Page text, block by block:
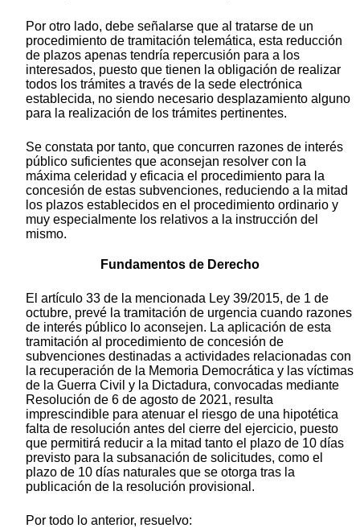
Por otro lado, debe señalarse que al tratarse de un
procedimiento de tramitación telemática, esta reducción
de plazos apenas tendría repercusión para a los
interesados, puesto que tienen la obligación de realizar
todos los trámites a través de la sede electrónica
establecida, no siendo necesario desplazamiento alguno
para la realización de los trámites pertinentes.
Se constata por tanto, que concurren razones de interés
público suficientes que aconsejan resolver con la
máxima celeridad y eficacia el procedimiento para la
concesión de estas subvenciones, reduciendo a la mitad
los plazos establecidos en el procedimiento ordinario y
muy especialmente los relativos a la instrucción del
mismo.
Fundamentos de Derecho
El artículo 33 de la mencionada Ley 39/2015, de 1 de
octubre, prevé la tramitación de urgencia cuando razones
de interés público lo aconsejen. La aplicación de esta
tramitación al procedimiento de concesión de
subvenciones destinadas a actividades relacionadas con
la recuperación de la Memoria Democrática y las víctimas
de la Guerra Civil y la Dictadura, convocadas mediante
Resolución de 6 de agosto de 2021, resulta
imprescindible para atenuar el riesgo de una hipotética
falta de resolución antes del cierre del ejercicio, puesto
que permitirá reducir a la mitad tanto el plazo de 10 días
previsto para la subsanación de solicitudes, como el
plazo de 10 días naturales que se otorga tras la
publicación de la resolución provisional.
Por todo lo anterior, resuelvo: